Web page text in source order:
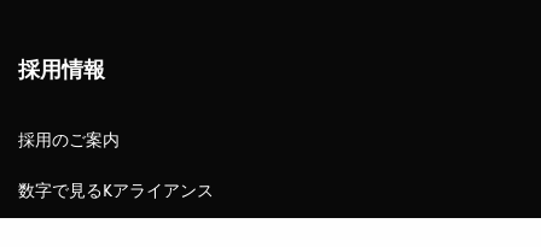
採用情報
採用のご案内
数字で見るKアライアンス